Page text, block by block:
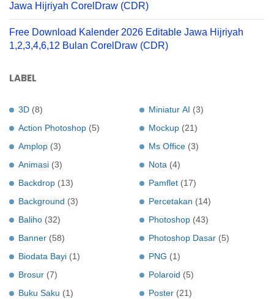
Jawa Hijriyah CorelDraw (CDR)
Free Download Kalender 2026 Editable Jawa Hijriyah
1,2,3,4,6,12 Bulan CorelDraw (CDR)
LABEL
3D (8)
Action Photoshop (5)
Amplop (3)
Animasi (3)
Backdrop (13)
Background (3)
Baliho (32)
Banner (58)
Biodata Bayi (1)
Brosur (7)
Buku Saku (1)
Miniatur AI (3)
Mockup (21)
Ms Office (3)
Nota (4)
Pamflet (17)
Percetakan (14)
Photoshop (43)
Photoshop Dasar (5)
PNG (1)
Polaroid (5)
Poster (21)